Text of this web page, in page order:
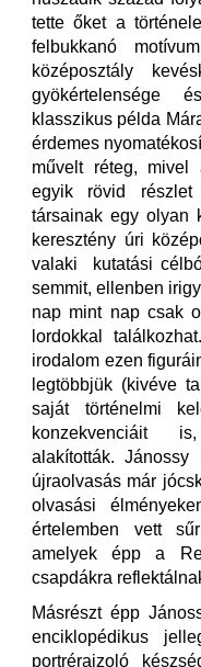
tette őket a
felbukkanó
középosztály
gyökértelensége
klasszikus példa
érdemes
művelt réteg, mivel
egyik rövid részlet
társainak egy olyan
keresztény úri
valaki kutatási
semmit, ellenben
nap mint nap csak
lordokkal
irodalom ezen
legtöbbjük (kivéve
saját történelmi
konzekvenciáit
alakították.
újraolvasás már
olvasási
értelemben vett
amelyek épp a
csapdákra
Másrészt épp
enciklopédikus
portrérajzoló